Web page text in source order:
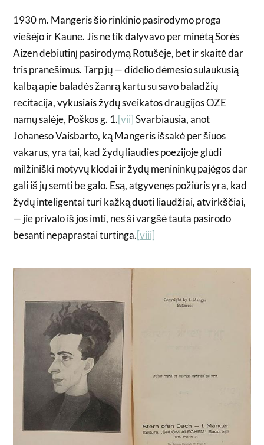
1930 m. Mangeris šio rinkinio pasirodymo proga
viešėjo ir Kaune. Jis ne tik dalyvavo per minėtą Sorės
Aizen debiutinį pasirodymą Rotušėje, bet ir skaitė dar
tris pranešimus. Tarp jų — didelio dėmesio sulaukusią
kalbą apie baladės žanrą kartu su savo baladžių
recitacija, vykusiais žydų sveikatos draugijos OZE
namų salėje, Poškos g. 1.[vii]Svarbiausia, anot
Johaneso Vaisbarto, ką Mangeris išsakė per šiuos
vakarus, yra tai, kad žydų liaudies poezijoje glūdi
milžiniški motyvų klodai ir žydų menininkų pajėgos dar
gali iš jų semti be galo. Esą, atgyvenęs požiūris yra, kad
žydų inteligentai turi kažką duoti liaudžiai, atvirkščiai,
— jie privalo iš jos imti, nes ši vargšė tauta pasirodo
besanti nepaprastai turtinga.[viii]